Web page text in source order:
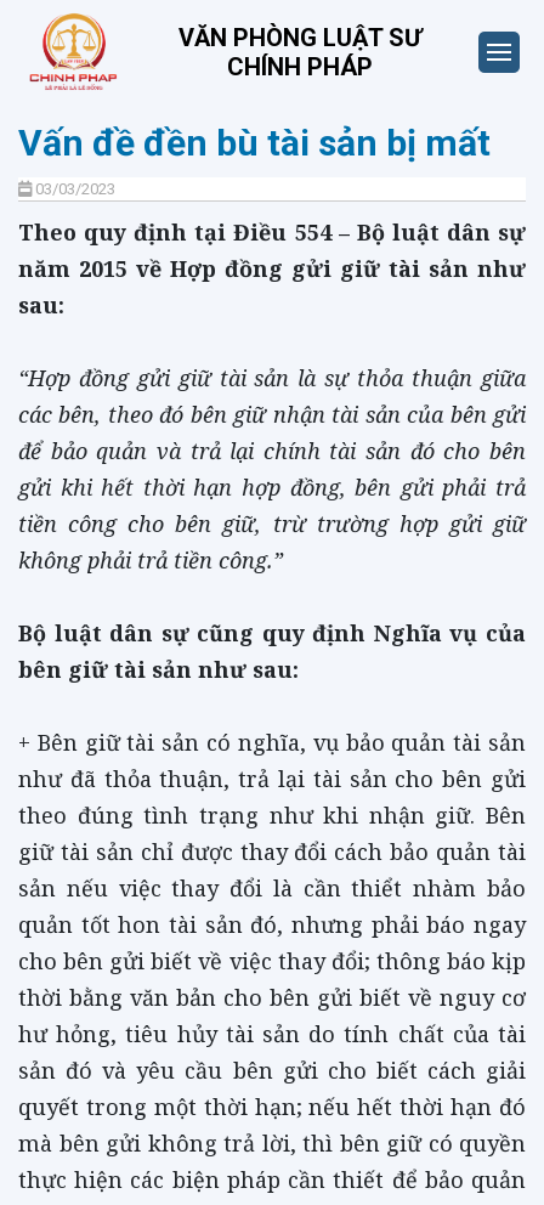
VĂN PHÒNG LUẬT SƯ
CHÍNH PHÁP
Vấn đề đền bù tài sản bị mất
03/03/2023
Theo quy định tại Điều 554 – Bộ luật dân sự
năm 2015 về Hợp đồng gửi giữ tài sản như
sau:
“Hợp đồng gửi giữ tài sản là sự thỏa thuận giữa
các bên, theo đó bên giữ nhận tài sản của bên gửi
để bảo quản và trả lại chính tài sản đó cho bên
gửi khi hết thời hạn hợp đồng, bên gửi phải trả
tiền công cho bên giữ, trừ trường hợp gửi giữ
không phải trả tiền công.”
Bộ luật dân sự cũng quy định Nghĩa vụ của
bên giữ tài sản như sau:
+ Bên giữ tài sản có nghĩa, vụ bảo quản tài sản
như đã thỏa thuận, trả lại tài sản cho bên gửi
theo đúng tình trạng như khi nhận giữ. Bên
giữ tài sản chỉ được thay đổi cách bảo quản tài
sản nếu việc thay đổi là cần thiểt nhàm bảo
quản tốt hon tài sản đó, nhưng phải báo ngay
cho bên gửi biết về việc thay đổi; thông báo kịp
thời bằng văn bản cho bên gửi biết về nguy cơ
hư hỏng, tiêu hủy tài sản do tính chất của tài
sản đó và yêu cầu bên gửi cho biết cách giải
quyết trong một thời hạn; nếu hết thời hạn đó
mà bên gửi không trả lời, thì bên giữ có quyền
thực hiện các biện pháp cần thiết để bảo quản